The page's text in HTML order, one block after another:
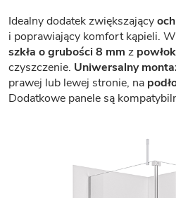
Idealny dodatek zwiększający
i poprawiający komfort kąpieli.
szkła o grubości 8 mm z
czyszczenie. Uniwersalny
prawej lub lewej stronie, na
Dodatkowe panele są